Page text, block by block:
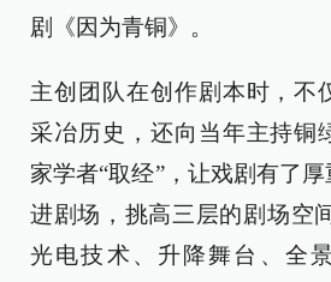
剧《因为青铜》。
主创团队在创作剧本时，不
采冶历史，还向当年主持铜
家学者“取经”，让戏剧有了
进剧场，挑高三层的剧场空
光电技术、升降舞台、全